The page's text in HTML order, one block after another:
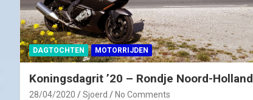
DAGTOCHTEN MOTORRIJDEN
Koningsdagrit ’20 – Rondje Noord-Holland
28/04/2020 Sjoerd No Comments